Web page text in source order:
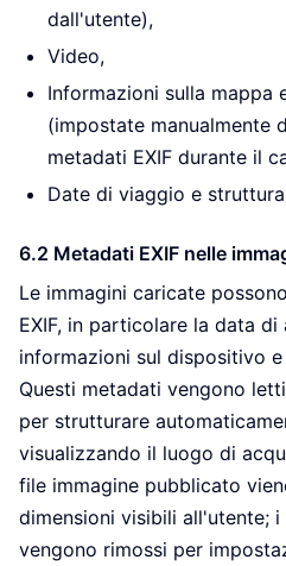
dall'utente),
Video,
Informazioni sulla mappa
(impostate manualmente
metadati EXIF durante il
Date di viaggio e
6.2 Metadati EXIF nelle
Le immagini caricate
EXIF, in particolare la data di
informazioni sul dispositivo
Questi metadati vengono
per strutturare
visualizzando il luogo di
file immagine pubblicato
dimensioni visibili all'utente;
vengono rimossi per